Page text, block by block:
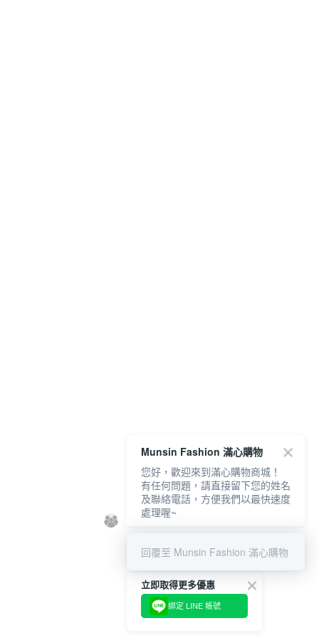
立即取得更多優惠
綁定 LINE 帳號
Munsin Fashion 滿心購物
您好，歡迎來到滿心購物商城！
有任何問題，請直接留下您的姓名
及聯絡電話，方便我們以最快速度
處理喔~
回覆至 Munsin Fashion 滿心購物